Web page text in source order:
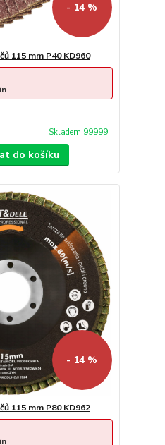
- 14 %
115 mm P40 KD960
Skladem 99999
do košíku
- 14 %
115 mm P80 KD962